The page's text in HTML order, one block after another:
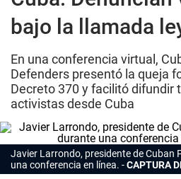
bajo la llamada
En una conferencia virtual,
Defenders presentó la queja
Decreto 370 y facilitó difundir
activistas desde Cuba
Javier Larrondo, presidente de Cuban
una conferencia en línea.
CAPTURA